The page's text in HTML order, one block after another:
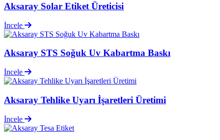
Aksaray Solar Etiket Üreticisi
İncele
Aksaray STS Soğuk Uv Kabartma Baskı
İncele
Aksaray Tehlike Uyarı İşaretleri Üretimi
İncele